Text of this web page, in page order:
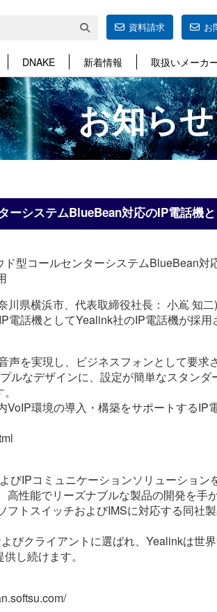
資料請求 お
DNAKE 新着情報 取扱いメーカ
お知らせ
ーシステムBlueBean対応のIP電話機と
型コールセンターシステムBlueBean対
川県横浜市、代表取締役社長： 小嶌 知
話機としてYealink社のIP電話機が採用
声を実現し、ビジネスフォンとして要
ルなデザインに、設定が簡単なスタンダ
環境の導入・構築をサポートするIP
IPコミュニケーションソリューション
性能でリーズナブルな製品の開発を手
フトスイッチおよびIMSに対応する同社
びクライアントに選ばれ、Yealinkは世
し続けます。